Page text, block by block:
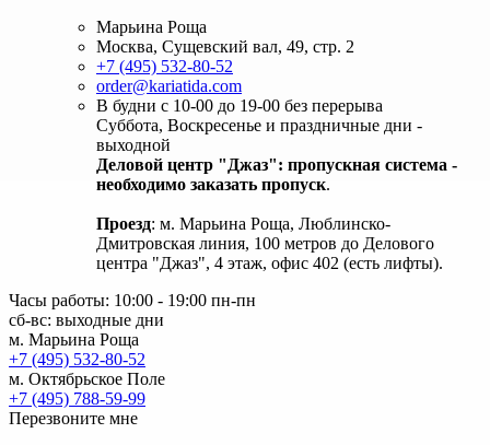
Марьина Роща
Москва, Сущевский вал, 49, стр. 2
+7 (495) 532-80-52
order@kariatida.com
В будни с 10-00 до 19-00 без перерыва
Суббота, Воскресенье и праздничные дни -
выходной
Деловой центр "Джаз": пропускная система -
необходимо заказать пропуск.
Проезд: м. Марьина Роща, Люблинско-
Дмитровская линия, 100 метров до Делового
центра "Джаз", 4 этаж, офис 402 (есть лифты).
Часы работы: 10:00 - 19:00 пн-пн
сб-вс: выходные дни
м. Марьина Роща
+7 (495) 532-80-52
м. Октябрьское Поле
+7 (495) 788-59-99
Перезвоните мне